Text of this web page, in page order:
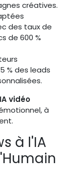
créatives.
des taux de
de 600 %
% des leads
IA vidéo
à
à l'IA